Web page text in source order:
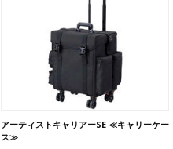
アーティストキャリアーSE ≪キャリーケー
ス≫